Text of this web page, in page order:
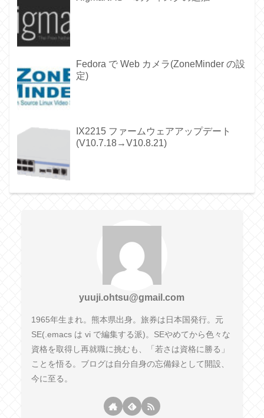
Fedora で Web カメラ(ZoneMinder の設
定)
IX2215 ファームウェアアップデート
(V10.7.18→V10.8.21)
yuuji.ohtsu@gmail.com
1965年生まれ。熊本県出身。旅券は日本国発行。元
SE(.emacs は vi で編集する派)。SEやめてから色々な
資格を取得し再就職に挑むも、「若さは資格に勝る」
ことを悟る。ブログは自分自身の忘備録として開設、
今に至る。